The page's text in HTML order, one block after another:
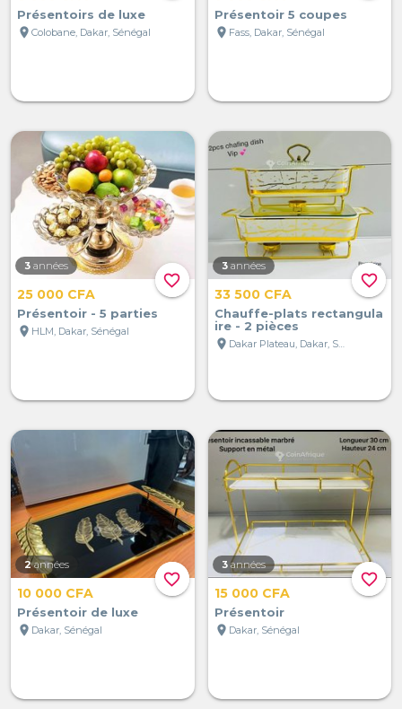
Présentoirs de luxe
location_on Colobane, Dakar, Sénégal
Présentoir 5 coupes
location_on Fass, Dakar, Sénégal
favorite_border
3 années
25 000 CFA
Présentoir - 5 parties
location_on HLM, Dakar, Sénégal
favorite_border
3 années
33 500 CFA
Chauffe-plats rectangula
ire - 2 pièces
location_on
Dakar Plateau, Dakar, Sénégal
favorite_border
2 années
10 000 CFA
Présentoir de luxe
location_on Dakar, Sénégal
favorite_border
3 années
15 000 CFA
Présentoir
location_on Dakar, Sénégal